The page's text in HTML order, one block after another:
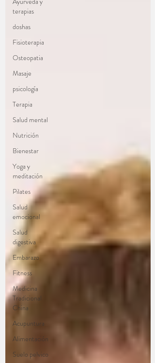
terapias
doshas
Fisioterapia
Osteopatia
Masaje
psicología
Terapia
Salud mental
Nutrición
Bienestar
Yoga y
meditación
Pilates
Salud
emocional
Salud
digestiva
Embarazo
Fitness
Medicina
Tradicional
China
Acupuntura
Alimentación
Suelo pelvico